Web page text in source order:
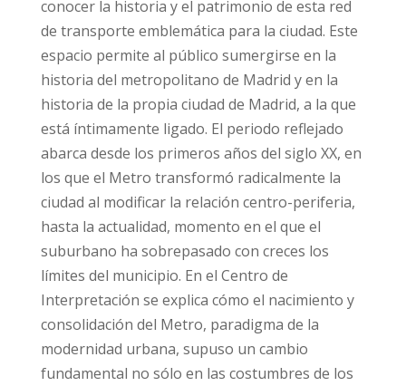
conocer la historia y el patrimonio de esta red
de transporte emblemática para la ciudad. Este
espacio permite al público sumergirse en la
historia del metropolitano de Madrid y en la
historia de la propia ciudad de Madrid, a la que
está íntimamente ligado. El periodo reflejado
abarca desde los primeros años del siglo XX, en
los que el Metro transformó radicalmente la
ciudad al modificar la relación centro-periferia,
hasta la actualidad, momento en el que el
suburbano ha sobrepasado con creces los
límites del municipio. En el Centro de
Interpretación se explica cómo el nacimiento y
consolidación del Metro, paradigma de la
modernidad urbana, supuso un cambio
fundamental no sólo en las costumbres de los